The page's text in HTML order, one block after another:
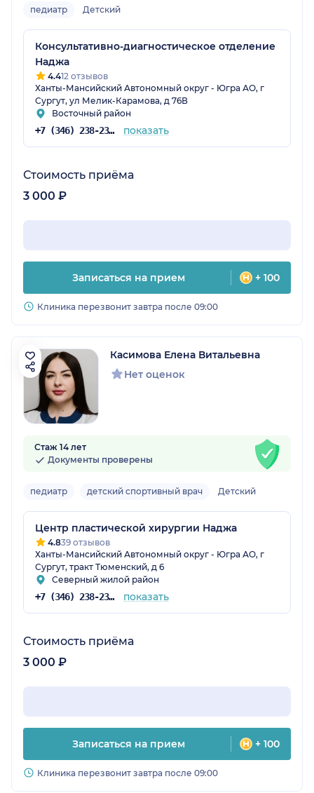
педиатр Детский
Консультативно-диагностическое отделение
Наджа
4.412 отзывов
Ханты-Мансийский Автономный округ - Югра АО, г
Сургут, ул Мелик-Карамова, д 76В
Восточный район
+7 (346) 238-23-72 показать
Стоимость приёма
3 000 ₽
Записаться на прием + 100
Клиника перезвонит завтра после 09:00
Касимова Елена Витальевна
Нет оценок
Стаж 14 лет
Документы проверены
педиатр детский спортивный врач Детский
Центр пластической хирургии Наджа
4.839 отзывов
Ханты-Мансийский Автономный округ - Югра АО, г
Сургут, тракт Тюменский, д 6
Северный жилой район
+7 (346) 238-23-72 показать
Стоимость приёма
3 000 ₽
Записаться на прием + 100
Клиника перезвонит завтра после 09:00